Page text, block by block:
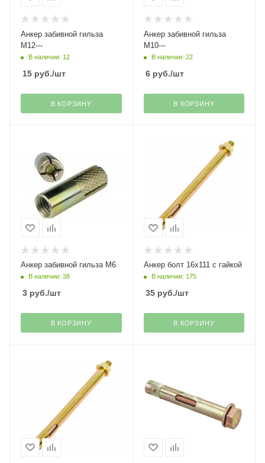
Анкер забивной гильза
М12---
В наличии: 12
15 руб./шт
В КОРЗИНУ
Анкер забивной гильза
М10---
В наличии: 22
6руб./шт
В КОРЗИНУ
Анкер забивной гильза М6
В наличии: 38
3 руб./шт
В КОРЗИНУ
Анкер болт 16х111 с гайкой
В наличии: 175
35руб./шт
В КОРЗИНУ